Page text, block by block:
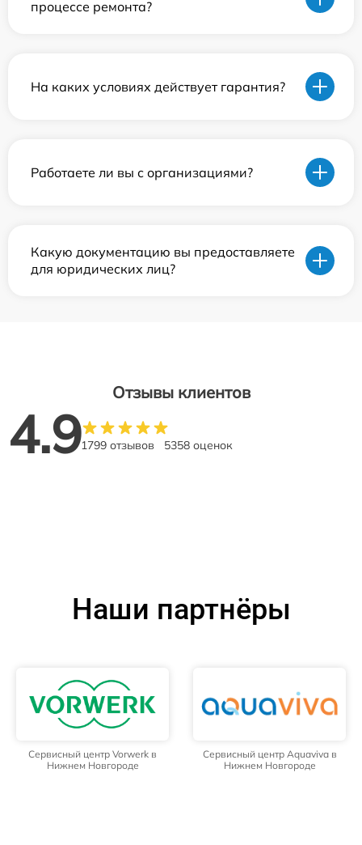
процессе ремонта?
На каких условиях действует гарантия?
Работаете ли вы с организациями?
Какую документацию вы предоставляете
для юридических лиц?
Отзывы клиентов
4.91799 отзывов 5358 оценок
Наши партнёры
Сервисный центр Vorwerk в
Нижнем Новгороде
Сервисный центр Aquaviva в
Нижнем Новгороде